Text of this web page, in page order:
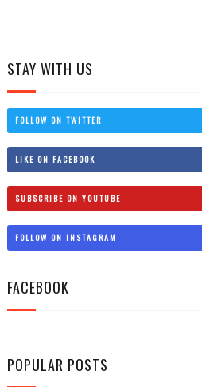
STAY WITH US
FOLLOW ON TWITTER
LIKE ON FACEBOOK
SUBSCRIBE ON YOUTUBE
FOLLOW ON INSTAGRAM
FACEBOOK
POPULAR POSTS